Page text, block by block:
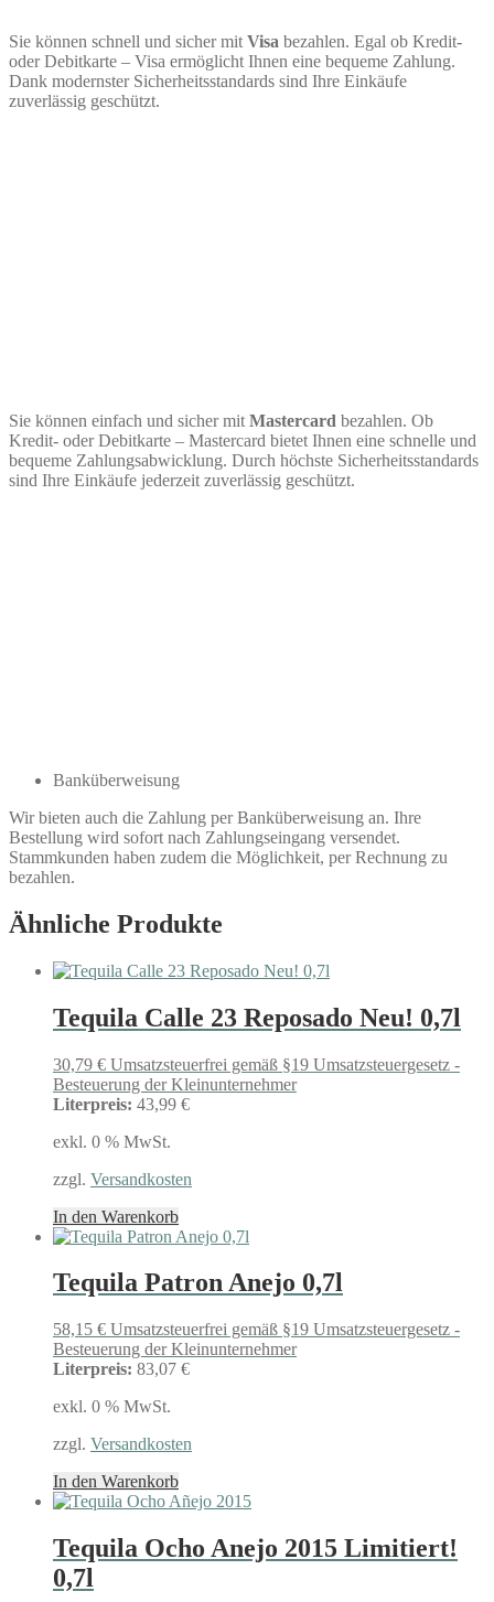
Sie können schnell und sicher mit Visa bezahlen. Egal ob Kredit-
oder Debitkarte – Visa ermöglicht Ihnen eine bequeme Zahlung.
Dank modernster Sicherheitsstandards sind Ihre Einkäufe
zuverlässig geschützt.
Sie können einfach und sicher mit Mastercard bezahlen. Ob
Kredit- oder Debitkarte – Mastercard bietet Ihnen eine schnelle und
bequeme Zahlungsabwicklung. Durch höchste Sicherheitsstandards
sind Ihre Einkäufe jederzeit zuverlässig geschützt.
Banküberweisung
Wir bieten auch die Zahlung per Banküberweisung an. Ihre
Bestellung wird sofort nach Zahlungseingang versendet.
Stammkunden haben zudem die Möglichkeit, per Rechnung zu
bezahlen.
Ähnliche Produkte
Tequila Calle 23 Reposado Neu! 0,7l
30,79 € Umsatzsteuerfrei gemäß §19 Umsatzsteuergesetz -
Besteuerung der Kleinunternehmer
Literpreis: 43,99 €
exkl. 0 % MwSt.
zzgl. Versandkosten
In den Warenkorb
Tequila Patron Anejo 0,7l
58,15 € Umsatzsteuerfrei gemäß §19 Umsatzsteuergesetz -
Besteuerung der Kleinunternehmer
Literpreis: 83,07 €
exkl. 0 % MwSt.
zzgl. Versandkosten
In den Warenkorb
Tequila Ocho Anejo 2015 Limitiert!
0,7l